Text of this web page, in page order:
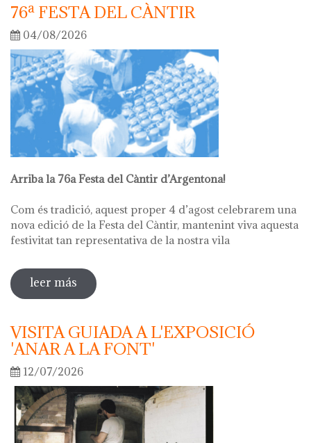
76ª FESTA DEL CÀNTIR
04/08/2026
Arriba la 76a Festa del Càntir d’Argentona!
Com és tradició, aquest proper 4 d’agost celebrarem una
nova edició de la Festa del Càntir, mantenint viva aquesta
festivitat tan representativa de la nostra vila
leer más sobre 76ª festa del càntir
VISITA GUIADA A L'EXPOSICIÓ
'ANAR A LA FONT'
12/07/2026